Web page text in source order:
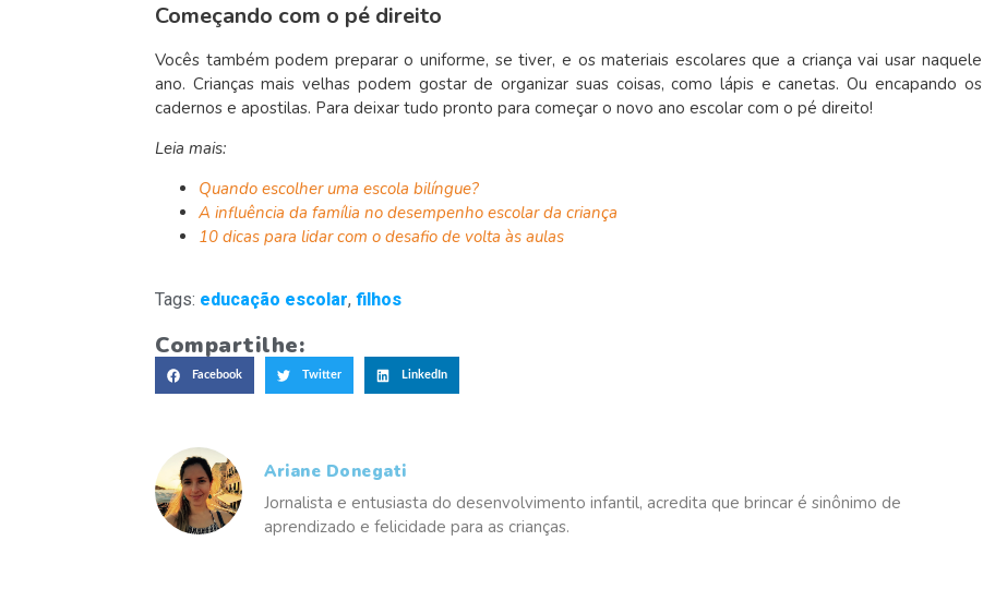
Começando com o pé direito
Vocês também podem preparar o uniforme, se tiver, e os materiais escolares que a criança vai usar naquele
ano. Crianças mais velhas podem gostar de organizar suas coisas, como lápis e canetas. Ou encapando os
cadernos e apostilas. Para deixar tudo pronto para começar o novo ano escolar com o pé direito!
Leia mais:
Quando escolher uma escola bilíngue?
A influência da família no desempenho escolar da criança
10 dicas para lidar com o desafio de volta às aulas
Tags: educação escolar, filhos
Compartilhe:
Facebook Twitter LinkedIn
Ariane Donegati
Jornalista e entusiasta do desenvolvimento infantil, acredita que brincar é sinônimo de
aprendizado e felicidade para as crianças.